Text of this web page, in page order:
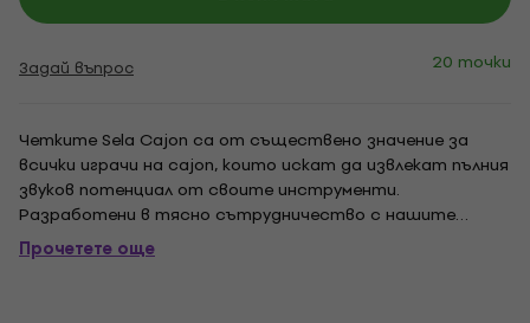
Задай въпрос 20 точки
Четките Sela Cajon са от съществено значение за
всички играчи на cajon, които искат да извлекат пълния
звуков потенциал от своите инструменти.
Разработени в тясно сътрудничество с нашите
художници Sela, четките имат отлична практическа
годност и са много гъвкави. Малко по-голямото тегло
Прочетете още